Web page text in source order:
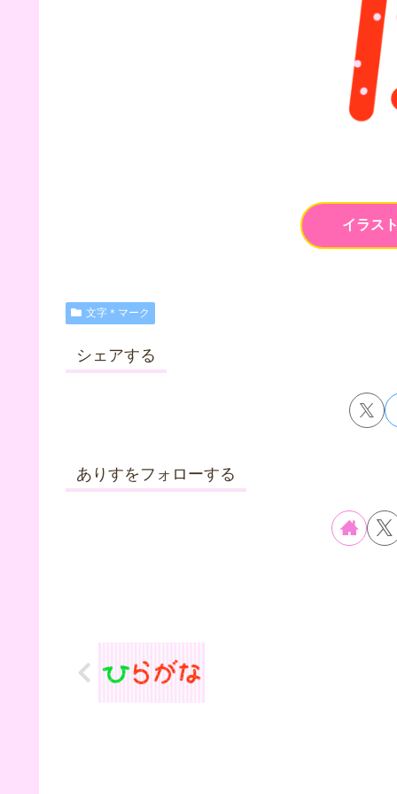
イラス
文字＊マーク
シェアする
ありすをフォローする